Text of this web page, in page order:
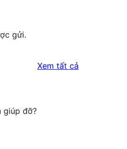
gửi.
Xem tất cả
giúp đỡ?